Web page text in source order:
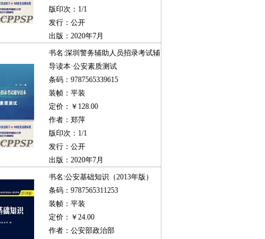
版印次：1/1
发行：公开
出版：2020年7月
书名:深圳警务辅助人员招录考试辅
导读本·公安素质测试
条码：9787565339615
装帧：平装
定价：￥128.00
作者：郑萍
版印次：1/1
发行：公开
出版：2020年7月
书名:公安基础知识（2013年版）
条码：9787565311253
装帧：平装
定价：￥24.00
作者：公安部政治部